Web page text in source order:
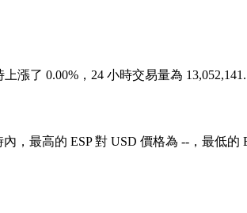
漲了 0.00%，24 小時交易量為
，最高的 ESP 對 USD 價格為 --，最低的